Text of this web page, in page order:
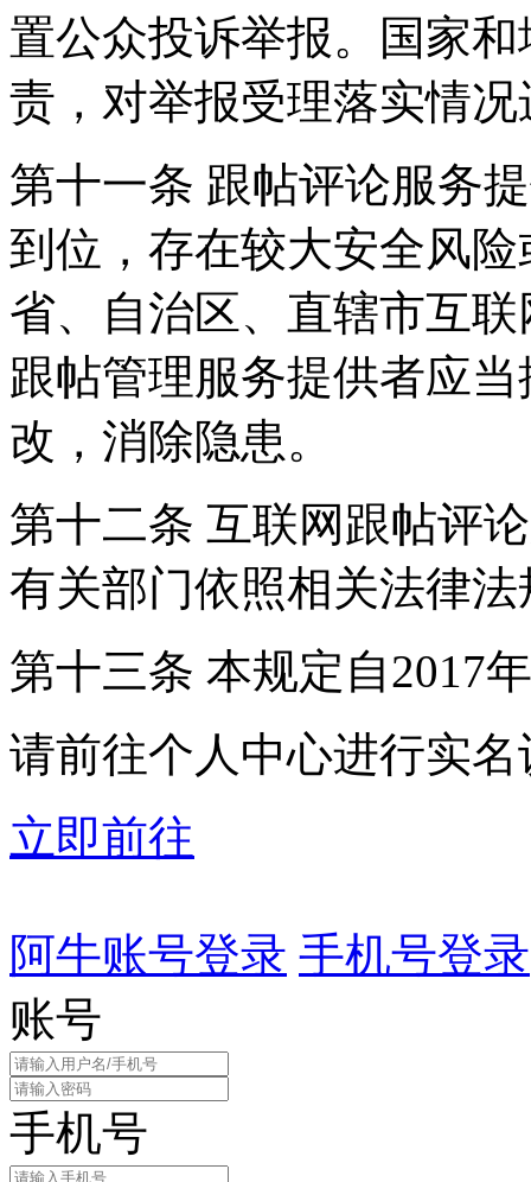
置公众投诉举报。国家
责，对举报受理落实情
第十一条 跟帖评论服务
到位，存在较大安全风
省、自治区、直辖市互
跟帖管理服务提供者应
改，消除隐患。
第十二条 互联网跟帖评
有关部门依照相关法律
第十三条 本规定自2017
请前往个人中心进行实名
立即前往
阿牛账号登录 手机号登录
账号
手机号